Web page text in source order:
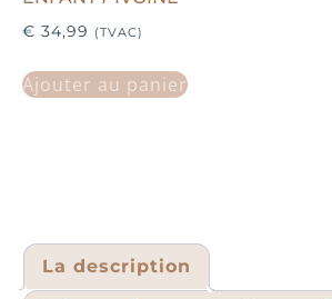
€ 34,99 (TVAC)
Ajouter au panier
La description